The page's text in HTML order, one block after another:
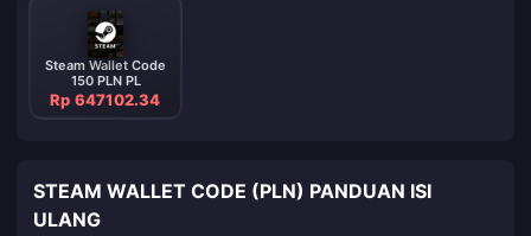
Steam Wallet Code
150 PLN PL
Rp 647102.34
STEAM WALLET CODE (PLN) PANDUAN ISI
ULANG